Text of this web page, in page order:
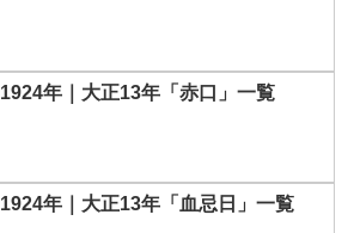
1924年｜大正13年「赤口」一覧
1924年｜大正13年「血忌日」一覧